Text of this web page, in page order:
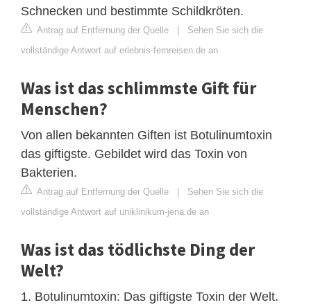
Schnecken und bestimmte Schildkröten.
Antrag auf Entfernung der Quelle | Sehen Sie sich die
vollständige Antwort auf erlebnis-fernreisen.de an
Was ist das schlimmste Gift für
Menschen?
Von allen bekannten Giften ist Botulinumtoxin
das giftigste. Gebildet wird das Toxin von
Bakterien.
Antrag auf Entfernung der Quelle | Sehen Sie sich die
vollständige Antwort auf uniklinikum-jena.de an
Was ist das tödlichste Ding der
Welt?
1. Botulinumtoxin: Das giftigste Toxin der Welt.